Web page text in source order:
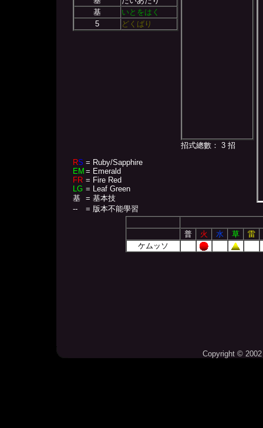
基
いとをはく
5
どくばり
RS = Ruby/Sapphire
EM = Emerald
FR = Fire Red
LG = Leaf Green
基
= 基本技
--
= 版本不能學習
招式總數： 3 招
普 火 水 草
雷
ケムッソ
Copyright ©